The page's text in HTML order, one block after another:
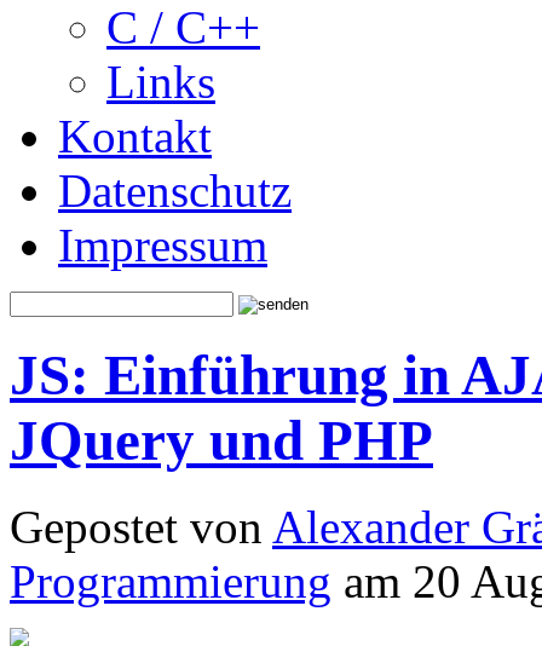
C / C++
Links
Kontakt
Datenschutz
Impressum
JS: Einführung in
JQuery und PHP
Gepostet von Alexander
Programmierung am 20